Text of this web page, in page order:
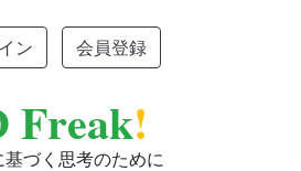
ン 会員登録
Freak!
基づく思考のために